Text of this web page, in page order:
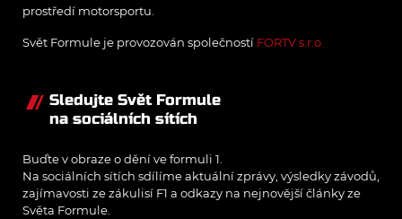
prostředí motorsportu.
Svět Formule je provozován společností FORTV s.r.o.
Sledujte Svět Formule
na sociálních sítích
Buďte v obraze o dění ve formuli 1.
Na sociálních sítích sdílíme aktuální zprávy, výsledky závodů,
zajímavosti ze zákulisí F1 a odkazy na nejnovější články ze
Světa Formule.